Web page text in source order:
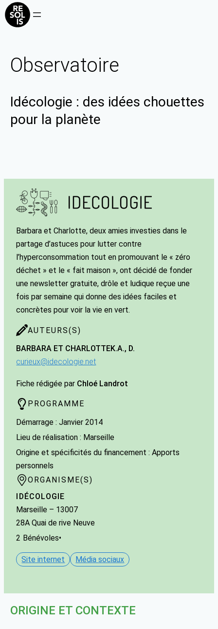
Observatoire
Idécologie : des idées chouettes
pour la planète
Barbara et Charlotte, deux amies investies dans le
partage d’astuces pour lutter contre
l’hyperconsommation tout en promouvant le « zéro
déchet » et le « fait maison », ont décidé de fonder
une newsletter gratuite, drôle et ludique reçue une
fois par semaine qui donne des idées faciles et
concrètes pour voir la vie en vert.
AUTEURS(S)
BARBARA ET CHARLOTTEK.A., D.
curieux@idecologie.net
Fiche rédigée par Chloé Landrot
PROGRAMME
Démarrage : Janvier 2014
Lieu de réalisation : Marseille
Origine et spécificités du financement : Apports
personnels
ORGANISME(S)
IDÉCOLOGIE
Marseille – 13007
28A Quai de rive Neuve
2 Bénévoles•
Site internet Média sociaux
ORIGINE ET CONTEXTE